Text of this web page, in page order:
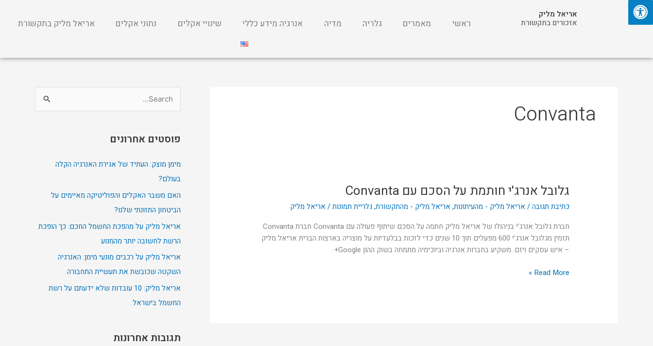
דילוג
לתוכן
אריאל מליק
אזכורים בתקשורת
ראשי מאמרים גלריה מדיה אנרגיה מידע כללי שינויי אקלים נתוני אקלים אריאל מליק בתקשורת
Convanta
גלובל אנרג'י חותמת על הסכם עם Convanta
כתיבת תגובה/ אריאל מליק - מהעיתונות, אריאל מליק - מהתקשורת,גלריית תמונות/ אריאל מליק
חברת גלובל אנרג'י בניהולו של אריאל מליק חתמה על הסכם שיתוף פעולה עם Convanta חברת Convanta
תזמין מגלובל אנרג'י 600 מפעלים תוך 10 שנים כדי לזכות בבלעדיות על מוצריה בארצות הברית אריאל מליק
– איש עסקים ויזם. משקיע בחברות אנרגיה וביוכימיה מתמחה בשוק ההון Google+
גלובל
חותמת
על
הסכם
עם
Read More »
r
:
פוסטים אחרונים
מימן מוצק: העתיד של אגירת האנרגיה הקלה
בעולם?
האם משבר האקלים והפוליטיקה מאיימים על
הביטחון התזונתי שלנו?
אריאל מליק על מהפכת החשמל החכם: כך הופכת
הרשת לחשובה יותר מהמנוע
אריאל מליק על רכבים מונעי מימן: האנרגיה
השקטה שכובשת את תעשיית התחבורה
אריאל מליק: 10 עובדות שלא ידעתם על רשת
החשמל בישראל
תגובות אחרונות